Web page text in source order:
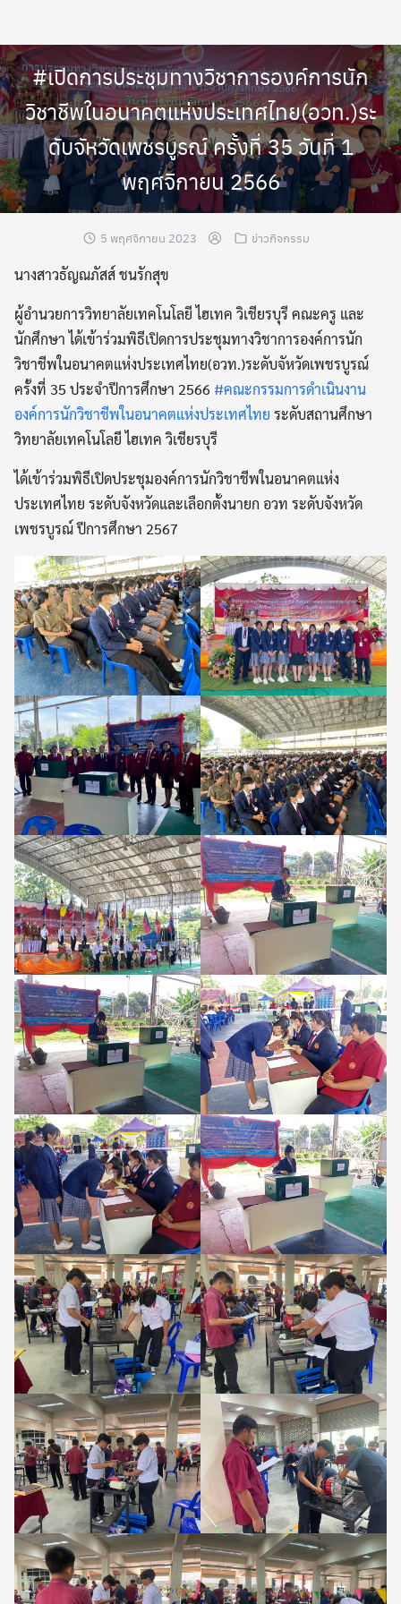
content
#เปิดการประชุมทางวิชาการองค์การนัก
วิชาชีพในอนาคตแห่งประเทศไทย(อวท.)ระ
ดับจัหวัดเพชรบูรณ์ ครั้งที่ 35 วันที่ 1
พฤศจิกายน 2566
5 พฤศจิกายน 2023 ข่าวกิจกรรม
นางสาวธัญณภัสส์ ชนรักสุข
ผู้อำนวยการวิทยาลัยเทคโนโลยี ไฮเทค วิเชียรบุรี คณะครู และ
นักศึกษา ได้เข้าร่วมพิธีเปิดการประชุมทางวิชาการองค์การนัก
วิชาชีพในอนาคตแห่งประเทศไทย(อวท.)ระดับจัหวัดเพชรบูรณ์
ครั้งที่ 35 ประจำปีการศึกษา 2566 #คณะกรรมการดำเนินงาน
องค์การนักวิชาชีพในอนาคตแห่งประเทศไทย ระดับสถานศึกษา
วิทยาลัยเทคโนโลยี ไฮเทค วิเชียรบุรี
ได้เข้าร่วมพิธีเปิดประชุมองค์การนักวิชาชีพในอนาคตแห่ง
ประเทศไทย ระดับจังหวัดและเลือกตั้งนายก อวท ระดับจังหวัด
เพชรบูรณ์ ปีการศึกษา 2567